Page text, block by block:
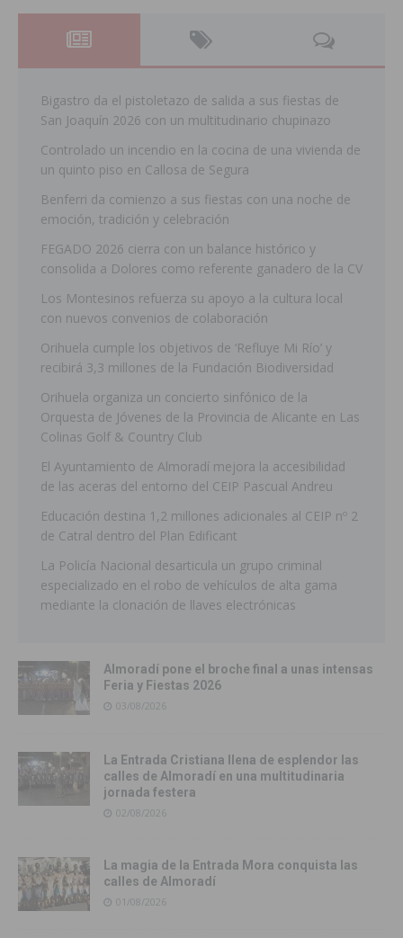
Bigastro da el pistoletazo de salida a sus fiestas de
San Joaquín 2026 con un multitudinario chupinazo
Controlado un incendio en la cocina de una vivienda de
un quinto piso en Callosa de Segura
Benferri da comienzo a sus fiestas con una noche de
emoción, tradición y celebración
FEGADO 2026 cierra con un balance histórico y
consolida a Dolores como referente ganadero de la CV
Los Montesinos refuerza su apoyo a la cultura local
con nuevos convenios de colaboración
Orihuela cumple los objetivos de ‘Refluye Mi Río’ y
recibirá 3,3 millones de la Fundación Biodiversidad
Orihuela organiza un concierto sinfónico de la
Orquesta de Jóvenes de la Provincia de Alicante en Las
Colinas Golf & Country Club
El Ayuntamiento de Almoradí mejora la accesibilidad
de las aceras del entorno del CEIP Pascual Andreu
Educación destina 1,2 millones adicionales al CEIP nº 2
de Catral dentro del Plan Edificant
La Policía Nacional desarticula un grupo criminal
especializado en el robo de vehículos de alta gama
mediante la clonación de llaves electrónicas
Almoradí pone el broche final a unas intensas
Feria y Fiestas 2026
03/08/2026
La Entrada Cristiana llena de esplendor las
calles de Almoradí en una multitudinaria
jornada festera
02/08/2026
La magia de la Entrada Mora conquista las
calles de Almoradí
01/08/2026